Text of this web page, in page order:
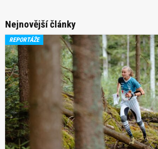
Nejnovější články
REPORTÁŽE